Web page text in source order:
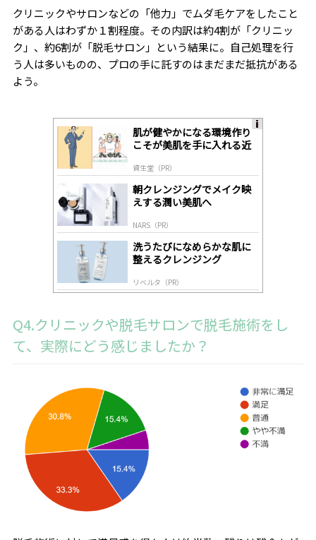
クリニックやサロンなどの「他力」でムダ毛ケアをしたこと
がある人はわずか１割程度。その内訳は約4割が「クリニッ
ク」、約6割が「脱毛サロン」という結果に。自己処理を行
う人は多いものの、プロの手に託すのはまだまだ抵抗がある
よう。
肌が健やかになる環境作り
こそが美肌を手に入れる近
資生堂（PR）
朝クレンジングでメイク映
えする潤い美肌へ
NARS（PR）
洗うたびになめらかな肌に
整えるクレンジング
リベルタ（PR）
Q4.クリニックや脱毛サロンで脱毛施術をし
て、実際にどう感じましたか？